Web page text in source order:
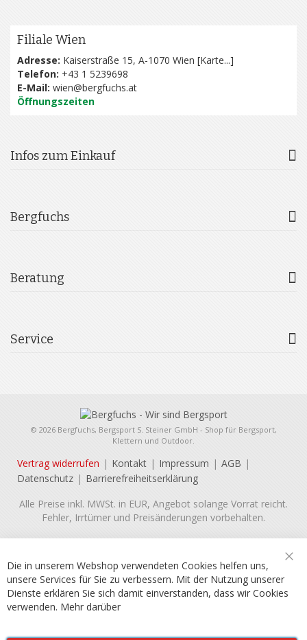
Filiale Wien
Adresse: Kaiserstraße 15, A-1070 Wien [Karte...]
Telefon: +43 1 5239698
E-Mail: wien@bergfuchs.at
Öffnungszeiten
Infos zum Einkauf
Bergfuchs
Beratung
Service
© 2026 Bergfuchs, Bergsport S. Steiner GmbH - Shop für Bergsport,
Klettern und Outdoor.
Vertrag widerrufen Kontakt Impressum
AGB
Datenschutz
Barrierefreiheitserklärung
Alle Preise inkl. MWSt. in EUR, Angebot solange Vorrat reicht.
Fehler, Irrtümer und Preisänderungen vorbehalten.
Die in unserem Webshop verwendeten Cookies helfen uns,
unsere Services für Sie zu verbessern. Mit der Nutzung unserer
Dienste erklären Sie sich damit einverstanden, dass wir Cookies
verwenden. Mehr darüber